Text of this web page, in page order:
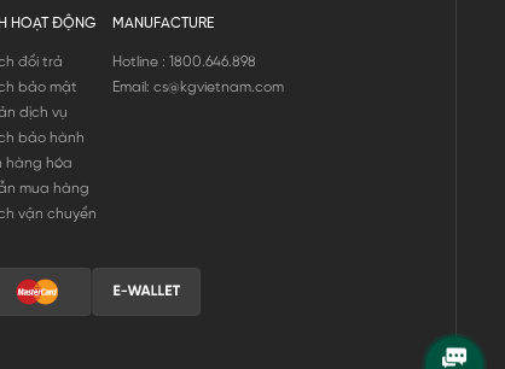
HOẠT ĐỘNG
đổi trả
bảo mật
dịch vụ
bảo hành
hàng hóa
mua hàng
vận chuyển
MANUFACTURE
Hotline : 1800.646.898
Email: cs@kgvietnam.com